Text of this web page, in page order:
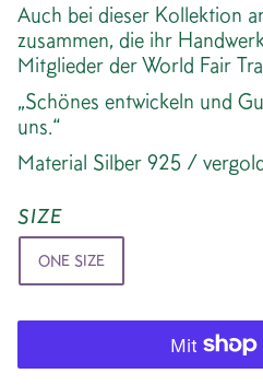
Auch bei dieser Kollektion
zusammen, die ihr
Mitglieder der World Fair
„Schönes entwickeln und
uns.“
Material Silber 925 /
SIZE
ONE SIZE